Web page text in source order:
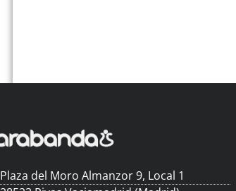
Plaza del Moro Almanzor 9, Local 1